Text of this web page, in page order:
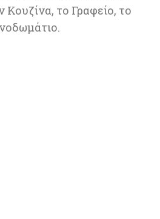
Κουζίνα, το Γραφείο, το